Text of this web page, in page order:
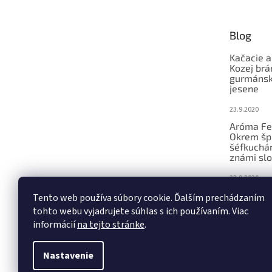
Tento web používa súbory cookie. Ďalším prechádzaním
tohto webu vyjadrujete súhlas s ich používaním. Viac
informáciína tejto stránke.
Nastavenie
Blog
Kačacie
Kozej
jesene
23.9.2020
Aróma
Okrem
známi
23.9.2020